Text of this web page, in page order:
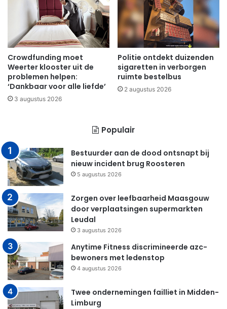
Crowdfunding moet
Weerter klooster uit de
problemen helpen:
‘Dankbaar voor alle liefde’
3 augustus 2026
Politie ontdekt duizenden
sigaretten in verborgen
ruimte bestelbus
2 augustus 2026
Populair
Bestuurder aan de dood ontsnapt bij
nieuw incident brug Roosteren
5 augustus 2026
Zorgen over leefbaarheid Maasgouw
door verplaatsingen supermarkten
Leudal
3 augustus 2026
Anytime Fitness discrimineerde azc-
bewoners met ledenstop
4 augustus 2026
Twee ondernemingen failliet in Midden-
Limburg